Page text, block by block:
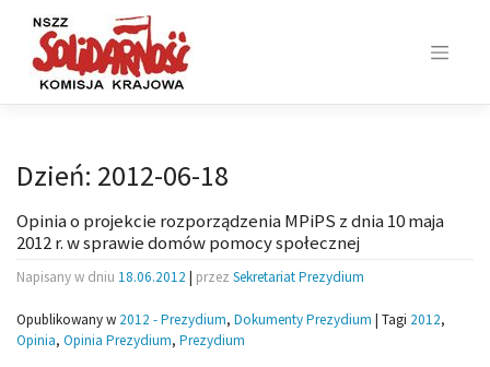
content
Dzień: 2012-06-18
Opinia o projekcie rozporządzenia MPiPS z dnia 10 maja
2012 r. w sprawie domów pomocy społecznej
Napisany w dniu 18.06.2012 | przez Sekretariat Prezydium
Opublikowany w 2012 - Prezydium, Dokumenty Prezydium | Tagi 2012,
Opinia, Opinia Prezydium, Prezydium